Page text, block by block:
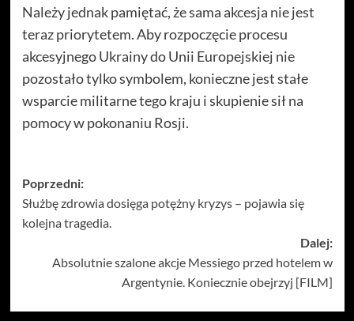
Należy jednak pamiętać, że sama akcesja nie jest
teraz priorytetem. Aby rozpoczęcie procesu
akcesyjnego Ukrainy do Unii Europejskiej nie
pozostało tylko symbolem, konieczne jest stałe
wsparcie militarne tego kraju i skupienie sił na
pomocy w pokonaniu Rosji.
Zobacz
wpisy
Poprzedni:
Służbę zdrowia dosięga potężny kryzys – pojawia się
kolejna tragedia.
Dalej:
Absolutnie szalone akcje Messiego przed hotelem w
Argentynie. Koniecznie obejrzyj [FILM]